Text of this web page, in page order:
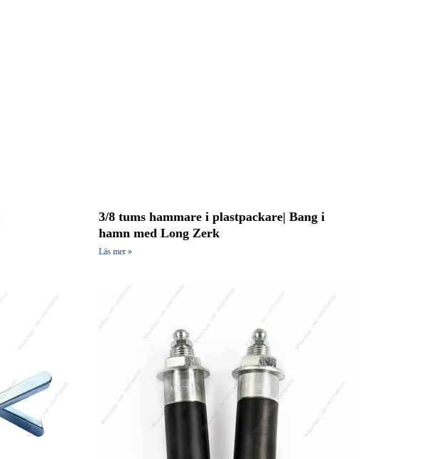
3/8 tums hammare i plastpackare| Bang i
hamn med Long Zerk
Läs mer »